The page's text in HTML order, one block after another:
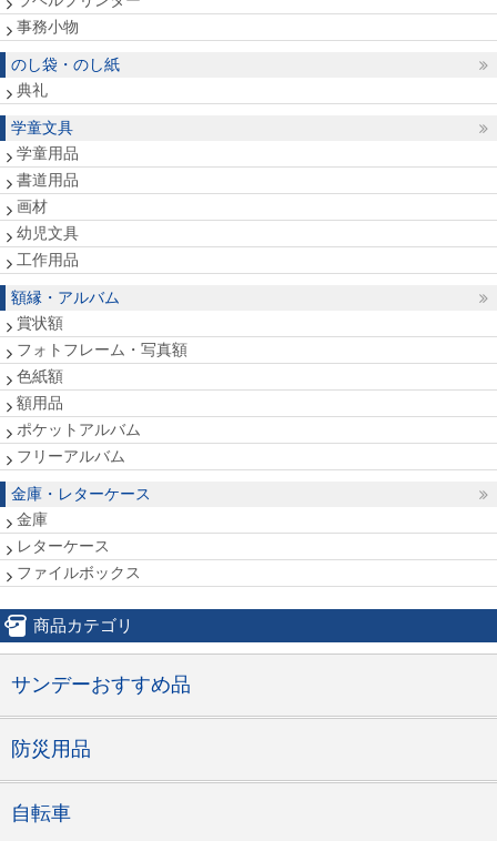
事務小物
のし袋・のし紙
典礼
学童文具
学童用品
書道用品
画材
幼児文具
工作用品
額縁・アルバム
賞状額
フォトフレーム・写真額
色紙額
額用品
ポケットアルバム
フリーアルバム
金庫・レターケース
金庫
レターケース
ファイルボックス
商品カテゴリ
サンデーおすすめ品
防災用品
自転車